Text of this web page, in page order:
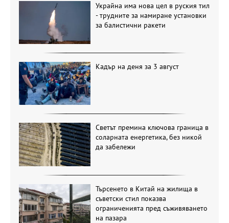
Украйна има нова цел в руския тил
- трудните за намиране установки
за балистични ракети
Кадър на деня за 3 август
Светът премина ключова граница в
соларната енергетика, без никой
да забележи
Търсенето в Китай на жилища в
съветски стил показва
ограниченията пред съживяването
на пазара